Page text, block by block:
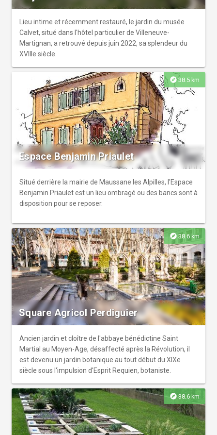
Lieu intime et récemment restauré, le jardin du musée
Calvet, situé dans l'hôtel particulier de Villeneuve-
Martignan, a retrouvé depuis juin 2022, sa splendeur du
XVIIIe siècle.
explore38.5 km
Espace Benjamin Priaulet
Situé derrière la mairie de Maussane les Alpilles, l'Espace
Benjamin Priaulet est un lieu ombragé ou des bancs sont à
disposition pour se reposer.
explore 38.6 km
Square Agricol Perdiguier
Ancien jardin et cloître de l'abbaye bénédictine Saint
Martial au Moyen-Age, désaffecté après la Révolution, il
est devenu un jardin botanique au tout début du XIXe
siècle sous l'impulsion d'Esprit Requien, botaniste.
explore 38.6 km